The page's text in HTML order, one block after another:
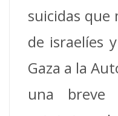
suicidas que
de israelíes
Gaza a la
una breve